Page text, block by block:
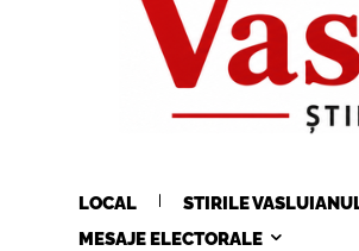
LOCAL STIRILE
MESAJE ELECTORALE